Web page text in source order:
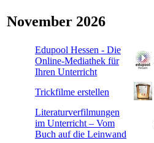
November 2026
Edupool Hessen - Die
Online-Mediathek für
Ihren Unterricht
Trickfilme erstellen
Literaturverfilmungen
im Unterricht – Vom
Buch auf die Leinwand